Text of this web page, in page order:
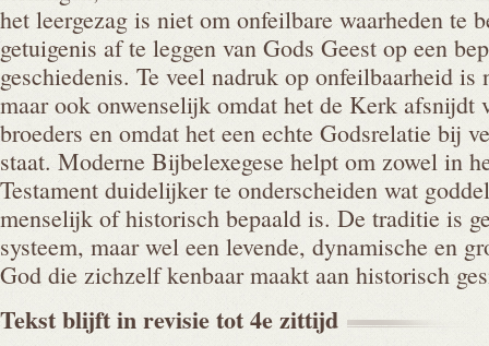
het leergezag is niet om onfeilbare waarheden te
getuigenis af te leggen van Gods Geest op een
geschiedenis. Te veel nadruk op onfeilbaarheid is
maar ook onwenselijk omdat het de Kerk afsnijdt
broeders en omdat het een echte Godsrelatie bij
staat. Moderne Bijbelexegese helpt om zowel in
Testament duidelijker te onderscheiden wat
menselijk of historisch bepaald is. De traditie is
systeem, maar wel een levende, dynamische en
God die zichzelf kenbaar maakt aan historisch
Tekst blijft in revisie tot 4ezittijd